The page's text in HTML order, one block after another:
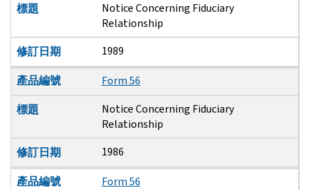
標題
Notice Concerning Fiduciary
Relationship
修訂日期
1989
產品編號
Form 56
標題
Notice Concerning Fiduciary
Relationship
修訂日期
1986
產品編號
Form 56